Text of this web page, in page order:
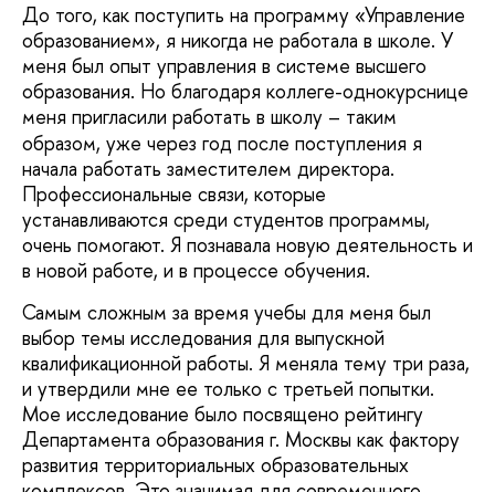
До того, как поступить на программу «Управление
образованием», я никогда не работала в школе. У
меня был опыт управления в системе высшего
образования. Но благодаря коллеге-однокурснице
меня пригласили работать в школу – таким
образом, уже через год после поступления я
начала работать заместителем директора.
Профессиональные связи, которые
устанавливаются среди студентов программы,
очень помогают. Я познавала новую деятельность и
в новой работе, и в процессе обучения.
Самым сложным за время учебы для меня был
выбор темы исследования для выпускной
квалификационной работы. Я меняла тему три раза,
и утвердили мне ее только с третьей попытки.
Мое исследование было посвящено рейтингу
Департамента образования г. Москвы как фактору
развития территориальных образовательных